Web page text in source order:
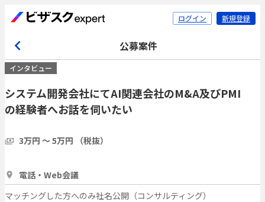
ログイン 新規登録
公募案件
インタビュー
システム開発会社にてAI関連会社のM&A及びPMI
の経験者へお話を伺いたい
3万円 〜 5万円 （税抜）
電話・Web会議
マッチングした方へのみ社名公開（コンサルティング）